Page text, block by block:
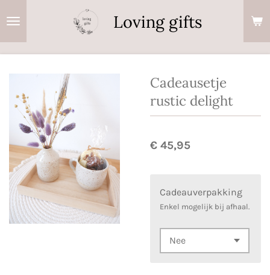
hoofdinhoud
Loving gifts
Cadeausetje
rustic delight
€ 45,95
Cadeauverpakking
Enkel mogelijk bij afhaal.